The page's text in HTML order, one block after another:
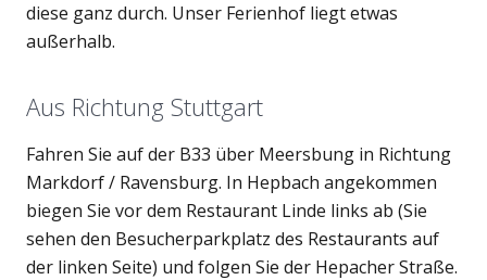
diese ganz durch. Unser Ferienhof liegt etwas
außerhalb.
Aus Richtung Stuttgart
Fahren Sie auf der B33 über Meersbung in Richtung
Markdorf / Ravensburg. In Hepbach angekommen
biegen Sie vor dem Restaurant Linde links ab (Sie
sehen den Besucherparkplatz des Restaurants auf
der linken Seite) und folgen Sie der Hepacher Straße.